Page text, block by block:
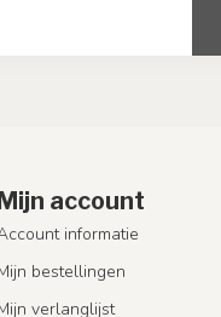
account
informatie
bestellingen
verlanglijst